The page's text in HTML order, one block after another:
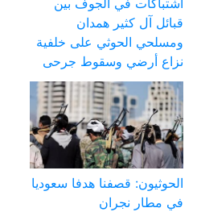
قبائل آل كثير همدان
ومسلحي الحوثي على خلفية
نزاع أرضي وسقوط جرحى
الحوثيون: قصفنا هدفا سعوديا
في مطار نجران